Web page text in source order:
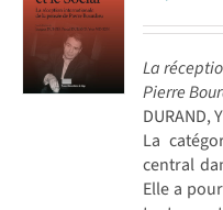
La
Pierre
DURAND,
La
central
Elle a